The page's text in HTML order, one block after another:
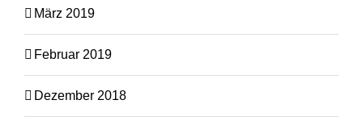
März 2019
Februar 2019
Dezember 2018